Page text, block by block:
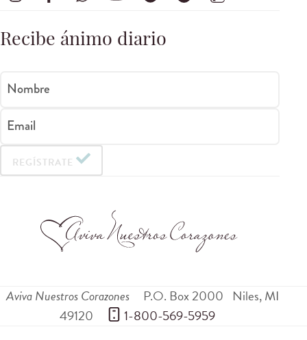
Recibe ánimo diario
Nombre
Email
REGÍSTRATE
Aviva Nuestros Corazones P.O. Box 2000 Niles,MI
49120
1-800-569-5959